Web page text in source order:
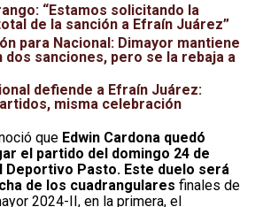
“Estamos solicitando la
de la sanción a Efraín Juárez”
para Nacional: Dimayor mantiene
dos sanciones, pero se la rebaja a
defiende a Efraín Juárez:
misma celebración
que Edwin Cardona quedó
el partido del domingo 24 de
Deportivo Pasto. Este duelo será
de los cuadrangulares finales de
2024-II, en la primera, el